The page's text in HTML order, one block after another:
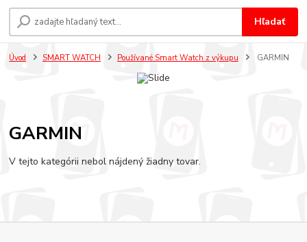
Hľadať
Úvod SMART WATCH Používané Smart Watch z výkupu GARMIN
GARMIN
V tejto kategórii nebol nájdený žiadny tovar.